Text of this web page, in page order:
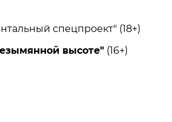
спецпроект" (18+)
высоте" (16+)